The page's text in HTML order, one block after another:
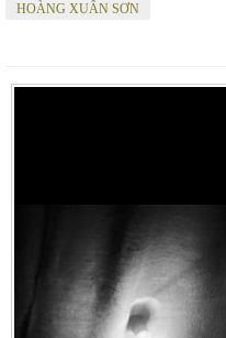
HOÀNG XUÂN SƠN